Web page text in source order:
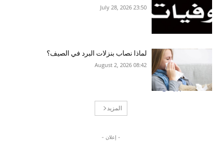
23:50 2026 ,July 28
لماذا نصاب بنزلات البرد في الصيف؟
08:42 2026 ,August 2
المزيد
- إعلان -